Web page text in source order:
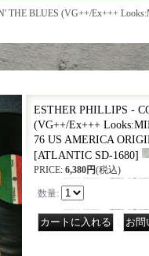
THE BLUES (VG++/Ex+++
ESTHER PHILLIPS -
(VG++/Ex+++
76 US AMERICA
[ATLANTIC SD-1680]
PRICE: 6,380円(税込)
数量: